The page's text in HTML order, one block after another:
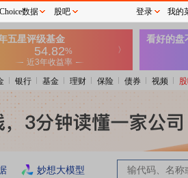
银行 基金 理财 保险 债券 视频
妙想大模型
Choice数据 股吧 登录 我的